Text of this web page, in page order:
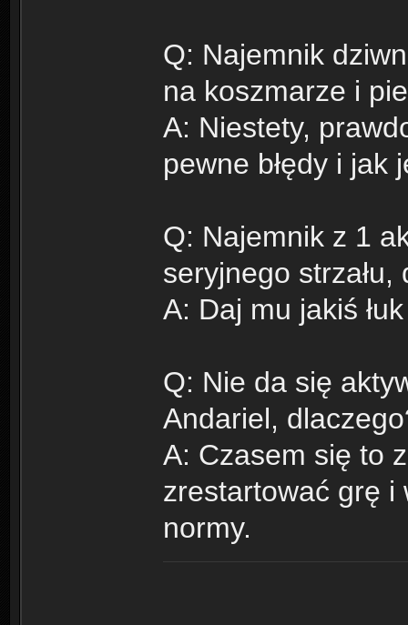
Q: Najemnik
na koszmarze i
A: Niestety,
pewne błędy i jak
Q: Najemnik z 1
seryjnego strzału,
A: Daj mu jakiś
Q: Nie da się
Andariel,
A: Czasem się to
zrestartować grę i
normy.